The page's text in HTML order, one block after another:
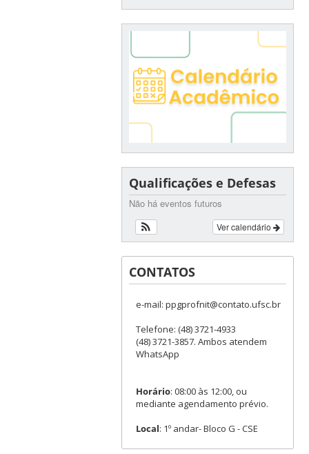
Qualificações e Defesas
Não há eventos futuros
Ver calendário
CONTATOS
e-mail: ppgprofnit@contato.ufsc.br
Telefone: (48) 3721-4933
(48) 3721-3857. Ambos atendem
WhatsApp
Horário: 08:00 às 12:00, ou
mediante agendamento prévio.
Local: 1º andar- Bloco G - CSE